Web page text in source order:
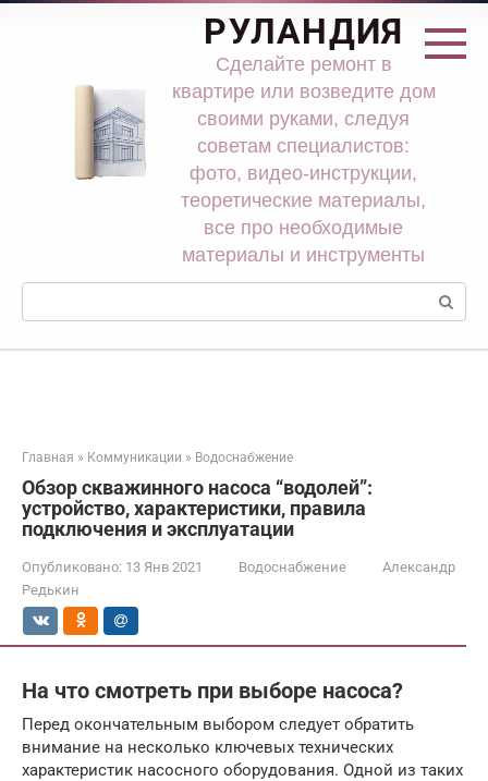
Перейти
РУЛАНДИЯ
Сделайте ремонт в
квартире или возведите дом
своими руками, следуя
советам специалистов:
фото, видео-инструкции,
теоретические материалы,
все про необходимые
материалы и инструменты
Поиск:
Главная » Коммуникации » Водоснабжение
Обзор скважинного насоса “водолей”:
устройство, характеристики, правила
подключения и эксплуатации
Опубликовано: 13 Янв 2021 Водоснабжение
Александр
Редькин
На что смотреть при выборе насоса?
Перед окончательным выбором следует обратить
внимание на несколько ключевых технических
характеристик насосного оборудования. Одной из таких